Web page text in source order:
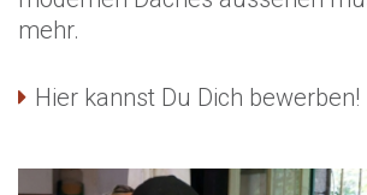
mehr.
Hier kannst Du Dich bewerben!